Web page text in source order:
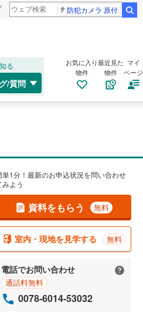
防犯カメラ 原付
知る
/質問
お気に入り
物件
最近見た
物件
マイ
ページ
単1分！最新のお申込状況を問い合わせ
みよう
資料をもらう 無料
室内・現地を見学する 無料
電話でお問い合わせ
通話料無料
0078-6014-53032